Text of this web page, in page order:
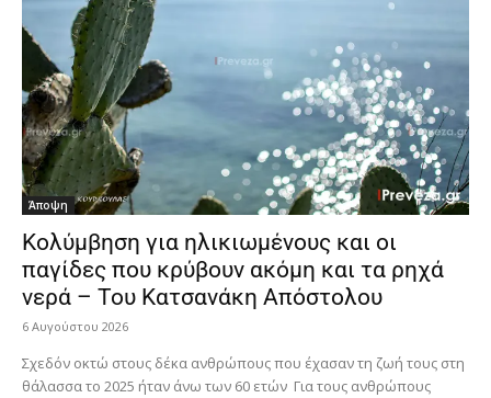
Άποψη
Κολύμβηση για ηλικιωμένους και οι
παγίδες που κρύβουν ακόμη και τα ρηχά
νερά – Του Κατσανάκη Απόστολου
6 Αυγούστου 2026
Σχεδόν οκτώ στους δέκα ανθρώπους που έχασαν τη ζωή τους στη
θάλασσα το 2025 ήταν άνω των 60 ετών Για τους ανθρώπους